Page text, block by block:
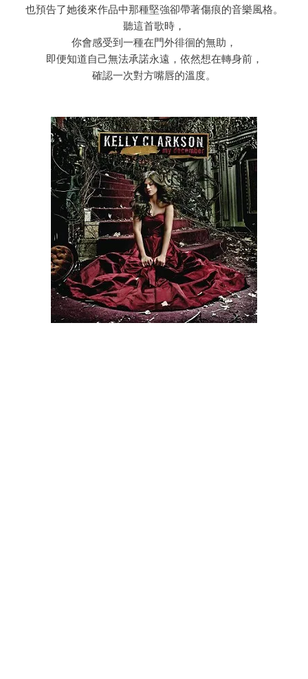
也預告了她後來作品中那種堅強卻帶著傷痕的音樂風格。
聽這首歌時，
你會感受到一種在門外徘徊的無助，
即便知道自己無法承諾永遠，依然想在轉身前，
確認一次對方嘴唇的溫度。